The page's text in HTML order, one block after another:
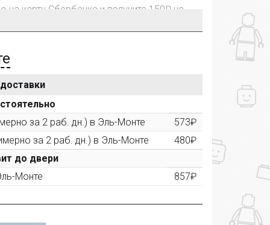
на карту Сбербанка и получите 150₽ на
Вы получите постоянную скидку на
и получите дополнительную скидку
рублей).
за 2 раб. дн.) в Эль-Монте
573₽
за 2 раб. дн.) в Эль-Монте
480₽
до двери
Монте
857₽